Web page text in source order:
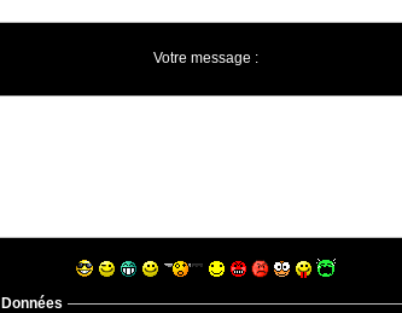
Votre message :